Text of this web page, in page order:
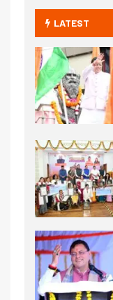
LATEST